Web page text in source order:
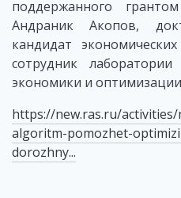
поддержанного
Андраник Акопов,
кандидат
сотрудник
экономики и
https://new.ras.ru/
algoritm-pomozhet-
dorozhny...